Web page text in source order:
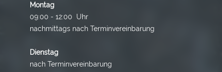
Montag
09:00 - 12:00 Uhr
nachmittags nach Terminvereinbarung
Dienstag
nach Terminvereinbarung